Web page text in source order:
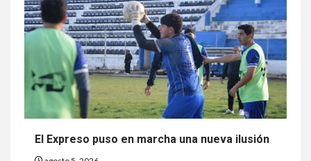
El Expreso puso en marcha una nueva ilusión